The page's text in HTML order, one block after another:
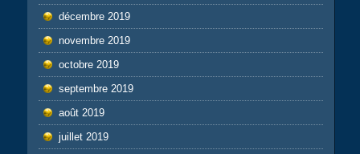
décembre 2019
novembre 2019
octobre 2019
septembre 2019
août 2019
juillet 2019